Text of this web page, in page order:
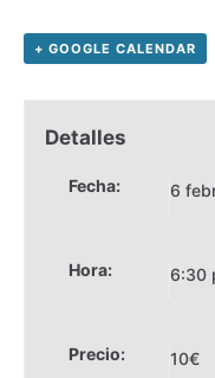
+ GOOGLE CALENDAR
Detalles
Fecha: 6
Hora: 6:30
Precio: 10€